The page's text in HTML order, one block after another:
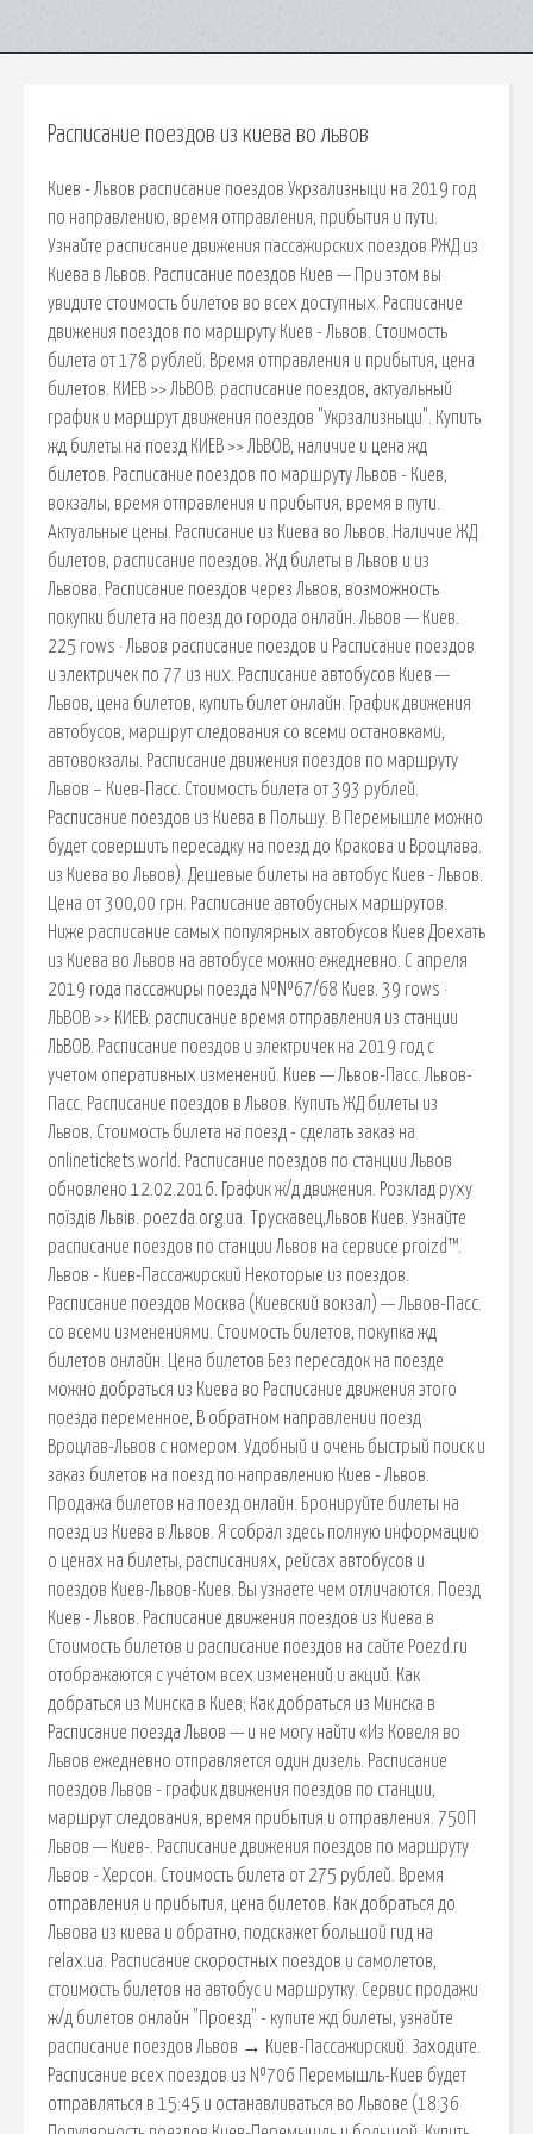
Расписание поездов из киева во львов
Киев - Львов расписание поездов Укрзализныци на 2019 год
по направлению, время отправления, прибытия и пути.
Узнайте расписание движения пассажирских поездов РЖД из
Киева в Львов. Расписание поездов Киев — При этом вы
увидите стоимость билетов во всех доступных. Расписание
движения поездов по маршруту Киев - Львов. Стоимость
билета от 178 рублей. Время отправления и прибытия, цена
билетов. КИЕВ >> ЛЬВОВ: расписание поездов, актуальный
график и маршрут движения поездов "Укрзализныци". Купить
жд билеты на поезд КИЕВ >> ЛЬВОВ, наличие и цена жд
билетов. Расписание поездов по маршруту Львов - Киев,
вокзалы, время отправления и прибытия, время в пути.
Актуальные цены. Расписание из Киева во Львов. Наличие ЖД
билетов, расписание поездов. Жд билеты в Львов и из
Львова. Расписание поездов через Львов, возможность
покупки билета на поезд до города онлайн. Львов — Киев.
225 rows · Львов расписание поездов и Расписание поездов
и электричек по 77 из них. Расписание автобусов Киев —
Львов, цена билетов, купить билет онлайн. График движения
автобусов, маршрут следования со всеми остановками,
автовокзалы. Расписание движения поездов по маршруту
Львов – Киев-Пасс. Стоимость билета от 393 рублей.
Расписание поездов из Киева в Польшу. В Перемышле можно
будет совершить пересадку на поезд до Кракова и Вроцлава.
из Киева во Львов). Дешевые билеты на автобус Киев - Львов.
Цена от 300,00 грн. Расписание автобусных маршрутов.
Ниже расписание самых популярных автобусов Киев Доехать
из Киева во Львов на автобусе можно ежедневно. С апреля
2019 года пассажиры поезда №№67/68 Киев. 39 rows ·
ЛЬВОВ >> КИЕВ: расписание время отправления из станции
ЛЬВОВ. Расписание поездов и электричек на 2019 год с
учетом оперативных изменений. Киев — Львов-Пасс. Львов-
Пасс. Расписание поездов в Львов. Купить ЖД билеты из
Львов. Стоимость билета на поезд - сделать заказ на
onlinetickets.world. Расписание поездов по станции Львов
обновлено 12.02.2016. График ж/д движения. Розклад руху
поїздів Львів. poezda.org.ua. Трускавец,Львов Киев. Узнайте
расписание поездов по станции Львов на сервисе proizd™.
Львов - Киев-Пассажирский Некоторые из поездов.
Расписание поездов Москва (Киевский вокзал) — Львов-Пасс.
со всеми изменениями. Стоимость билетов, покупка жд
билетов онлайн. Цена билетов Без пересадок на поезде
можно добраться из Киева во Расписание движения этого
поезда переменное, В обратном направлении поезд
Вроцлав-Львов с номером. Удобный и очень быстрый поиск и
заказ билетов на поезд по направлению Киев - Львов.
Продажа билетов на поезд онлайн. Бронируйте билеты на
поезд из Киева в Львов. Я собрал здесь полную информацию
о ценах на билеты, расписаниях, рейсах автобусов и
поездов Киев-Львов-Киев. Вы узнаете чем отличаются. Поезд
Киев - Львов. Расписание движения поездов из Киева в
Стоимость билетов и расписание поездов на сайте Poezd.ru
отображаются с учётом всех изменений и акций. Как
добраться из Минска в Киев; Как добраться из Минска в
Расписание поезда Львов — и не могу найти «Из Ковеля во
Львов ежедневно отправляется один дизель. Расписание
поездов Львов - график движения поездов по станции,
маршрут следования, время прибытия и отправления. 750П
Львов — Киев-. Расписание движения поездов по маршруту
Львов - Херсон. Стоимость билета от 275 рублей. Время
отправления и прибытия, цена билетов. Как добраться до
Львова из киева и обратно, подскажет большой гид на
relax.ua. Расписание скоростных поездов и самолетов,
стоимость билетов на автобус и маршрутку. Сервис продажи
ж/д билетов онлайн "Проезд" - купите жд билеты, узнайте
расписание поездов Львов → Киев-Пассажирский. Заходите.
Расписание всех поездов из №706 Перемышль-Киев будет
отправляться в 15:45 и останавливаться во Львове (18:36